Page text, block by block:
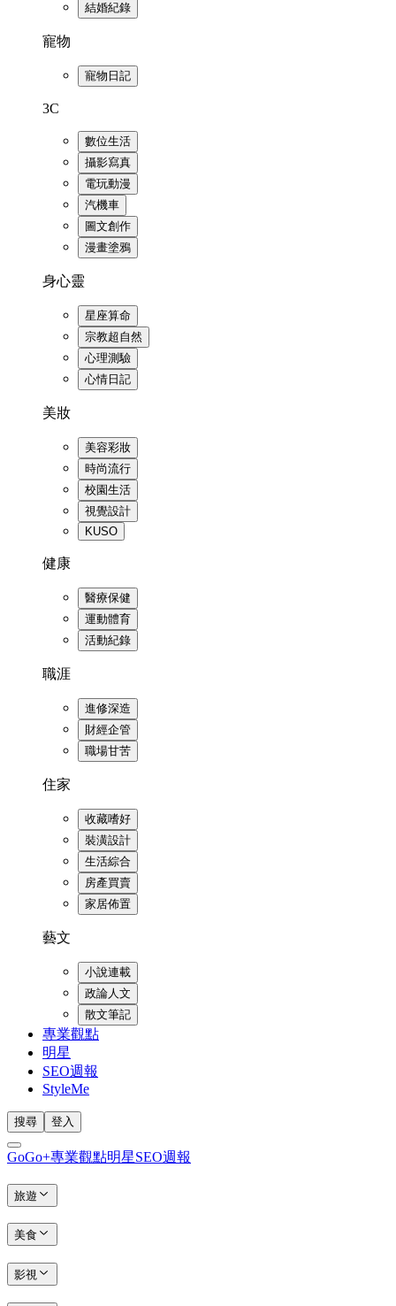
結婚紀錄
寵物
寵物日記
3C
數位生活
攝影寫真
電玩動漫
汽機車
圖文創作
漫畫塗鴉
身心靈
星座算命
宗教超自然
心理測驗
心情日記
美妝
美容彩妝
時尚流行
校園生活
視覺設計
KUSO
健康
醫療保健
運動體育
活動紀錄
職涯
進修深造
財經企管
職場甘苦
住家
收藏嗜好
裝潢設計
生活綜合
房產買賣
家居佈置
藝文
小說連載
政論人文
散文筆記
專業觀點
明星
SEO週報
StyleMe
搜尋 登入
GoGo+專業觀點明星SEO週報
旅遊
美食
影視